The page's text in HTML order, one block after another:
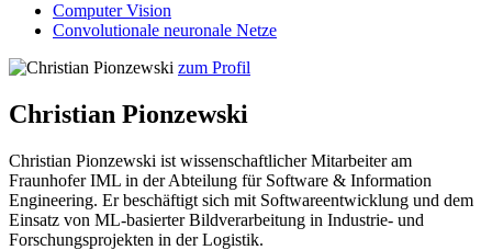
Computer Vision
Convolutionale neuronale Netze
zum Profil
Christian Pionzewski
Christian Pionzewski ist wissenschaftlicher Mitarbeiter am
Fraunhofer IML in der Abteilung für Software & Information
Engineering. Er beschäftigt sich mit Softwareentwicklung und dem
Einsatz von ML-basierter Bildverarbeitung in Industrie- und
Forschungsprojekten in der Logistik.